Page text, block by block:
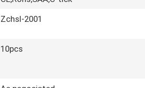
Zchsl-2001
10pcs